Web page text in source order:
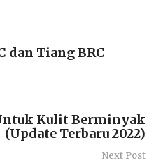
dan Tiang BRC
Kulit Berminyak
(Update Terbaru 2022)
Next Post